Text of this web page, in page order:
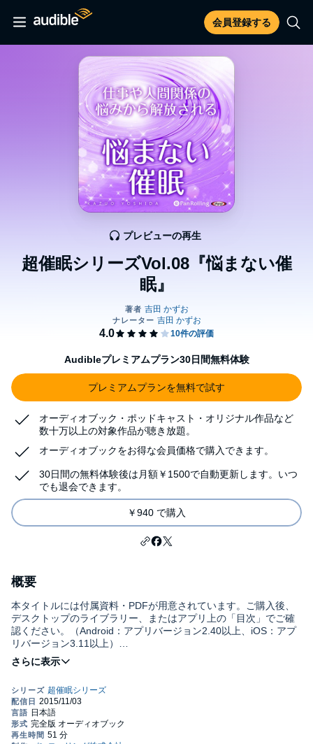
会員登録する
超催眠シリーズVol.08『悩まない催
眠』
プレビューの再生
Audibleプレミアムプラン30日間無料体験
プレミアムプランを無料で試す
オーディオブック・ポッドキャスト・オリジナル作品など
数十万以上の対象作品が聴き放題。
オーディオブックをお得な会員価格で購入できます。
30日間の無料体験後は月額￥1500で自動更新します。いつ
でも退会できます。
￥940 で購入
概要
本タイトルには付属資料・PDFが用意されています。ご購入後、
デスクトップのライブラリー、またはアプリ上の「目次」でご確
認ください。（Android：アプリバージョン2.40以上、iOS：アプ
リバージョン3.11以上）
●導入される暗示項目・コミュニケーション不全の解消 ・他人と
み、不満の発想転換 ・ポジティブで落ち着いた心の状態を作る
(C)Panrolling 2013